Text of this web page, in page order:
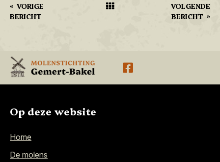
« VORIGE
BERICHT
VOLGENDE
BERICHT »
Op deze website
Home
De molens